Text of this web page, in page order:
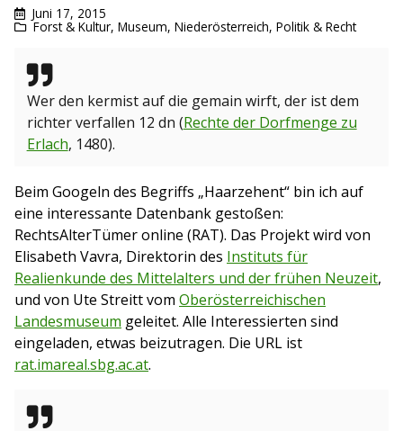
Juni 17, 2015
Forst & Kultur, Museum, Niederösterreich, Politik & Recht
Wer den kermist auf die gemain wirft, der ist dem
richter verfallen 12 dn (Rechte der Dorfmenge zu
Erlach, 1480).
Beim Googeln des Begriffs „Haarzehent“ bin ich auf
eine interessante Datenbank gestoßen:
RechtsAlterTümer online (RAT). Das Projekt wird von
Elisabeth Vavra, Direktorin des Instituts für
Realienkunde des Mittelalters und der frühen Neuzeit,
und von Ute Streitt vom Oberösterreichischen
Landesmuseum geleitet. Alle Interessierten sind
eingeladen, etwas beizutragen. Die URL ist
rat.imareal.sbg.ac.at.